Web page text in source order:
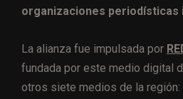
organizaciones periodísticas
La alianza fue impulsada por
fundada por este medio digital
otros siete medios de la región: